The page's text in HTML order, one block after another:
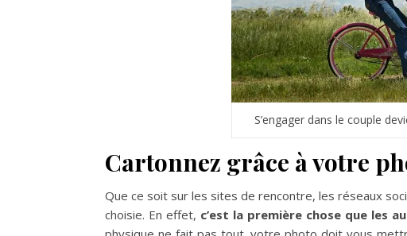
S’engager dans le couple
Cartonnez grâce à votre
Que ce soit sur les sites de rencontre, les réseaux
choisie. En effet, c’est la première chose que les